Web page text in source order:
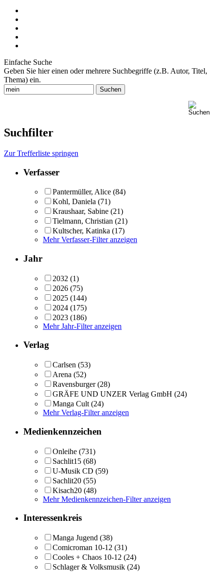
Einfache Suche
Geben Sie hier einen oder mehrere Suchbegriffe (z.B. Autor, Titel,
Thema) ein.
Suchfilter
Zur Trefferliste springen
Verfasser
Pantermüller, Alice (84)
Kohl, Daniela (71)
Kraushaar, Sabine (21)
Tielmann, Christian (21)
Kultscher, Katinka (17)
Mehr Verfasser-Filter anzeigen
Jahr
2032 (1)
2026 (75)
2025 (144)
2024 (175)
2023 (186)
Mehr Jahr-Filter anzeigen
Verlag
Carlsen (53)
Arena (52)
Ravensburger (28)
GRÄFE UND UNZER Verlag GmbH (24)
Manga Cult (24)
Mehr Verlag-Filter anzeigen
Medienkennzeichen
Onleihe (731)
Sachlit15 (68)
U-Musik CD (59)
Sachlit20 (55)
Kisach20 (48)
Mehr Medienkennzeichen-Filter anzeigen
Interessenkreis
Manga Jugend (38)
Comicroman 10-12 (31)
Cooles + Chaos 10-12 (24)
Schlager & Volksmusik (24)